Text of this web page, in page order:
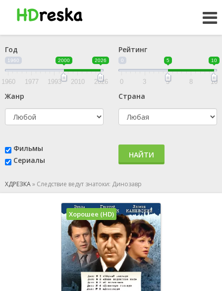
Год
1960 2000 2026
1960 1977 1993 2010 2026
Рейтинг
0 5 10
0 3 5 8 10
Жанр Страна
Фильмы
Сериалы
НАЙТИ
ХДРЕЗКА» Следствие ведут знатоки: Динозавр
Хорошее (HD)